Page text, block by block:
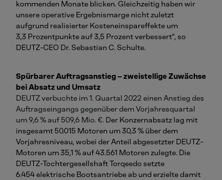
kommenden Monate blicken. Gleichzeitig haben wir
unsere operative Ergebnismarge nicht zuletzt
aufgrund realisierter Kosteneinspareffekte um
3,3 Prozentpunkte auf 3,5 Prozent verbessert“, so
DEUTZ-CEO Dr. Sebastian C. Schulte.
Spürbarer Auftragsanstieg – zweistellige Zuwächse
bei Absatz und Umsatz
DEUTZ verbuchte im 1. Quartal 2022 einen Anstieg des
Auftragseingangs gegenüber dem Vorjahresquartal
um 9,6 % auf 509,6 Mio. €. Der Konzernabsatz lag mit
insgesamt 50.015 Motoren um 30,3 % über dem
Vorjahresniveau, wobei der Anteil abgesetzter DEUTZ-
Motoren um 35,1 % auf 43.561 Motoren zulegte. Die
DEUTZ-Tochtergesellshaft Torqeedo setzte
6.454 elektrische Bootsantriebe ab und erzielte damit